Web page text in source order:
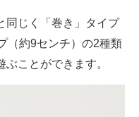
じく「巻き」タイプ
（約9センチ）の2種類
ことができます。